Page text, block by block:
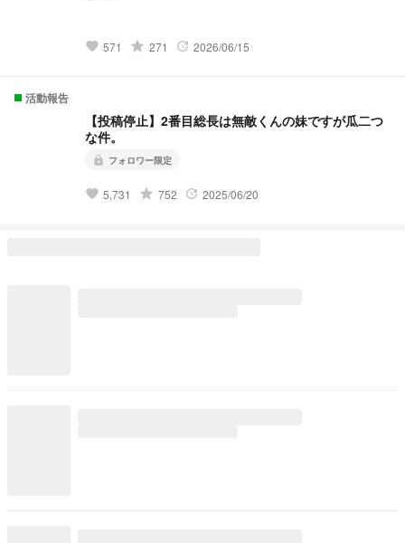
favorite 571 grade 271 update 2026/06/15
活動報告
【投稿停止】2番目総長は無敵くんの妹ですが瓜二つ
な件。
lock フォロワー限定
favorite 5,731 grade 752 update 2025/06/20